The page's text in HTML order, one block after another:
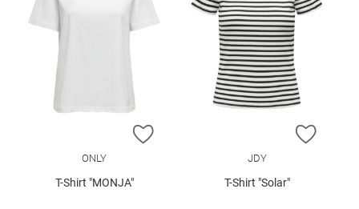
ZUR WUNSCHLISTE HINZUFÜGEN
ONLY
T-Shirt "MONJA"
ZUR
JDY
T-Shirt "Solar"